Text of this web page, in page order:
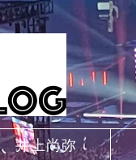
井上尚弥